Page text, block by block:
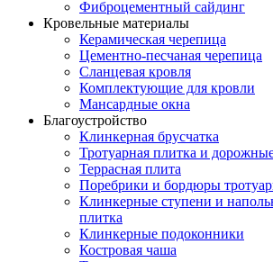
Фиброцементный сайдинг
Кровельные материалы
Керамическая черепица
Цементно-песчаная черепица
Сланцевая кровля
Комплектующие для кровли
Мансардные окна
Благоустройство
Клинкерная брусчатка
Тротуарная плитка и
Террасная плита
Поребрики и бордюры
Клинкерные ступени и
плитка
Клинкерные подоконники
Костровая чаша